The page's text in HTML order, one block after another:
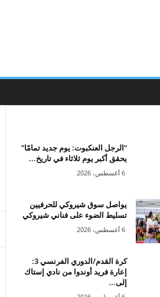
“الرجل العنكبوت: يوم جديد تمامًا”
يحقق أكبر يوم ثلاثاء في تاريخ...
6 أغسطس، 2026
يواصل سوق شيروكي للحرفيين
تسليط الضوء على فناني شيروكي
6 أغسطس، 2026
كرة القدم/الدوري الفرنسي 3:
إعارة فريد أوندوا من نادي إستاك
إلى...